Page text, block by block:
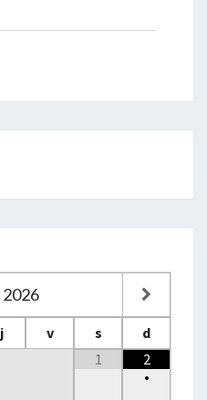
2026
j v s
d
1
2
•